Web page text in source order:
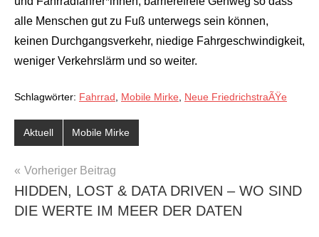
alle Menschen gut zu Fuß unterwegs sein können,
keinen Durchgangsverkehr, niedige Fahrgeschwindigkeit,
weniger Verkehrslärm und so weiter.
Schlagwörter: Fahrrad Mobile Mirke Neue FriedrichstraÃŸe
Aktuell Mobile Mirke
BEITRAGSNAVIGATION
Vorheriger Beitrag
HIDDEN, LOST & DATA DRIVEN – WO SIND
DIE WERTE IM MEER DER DATEN